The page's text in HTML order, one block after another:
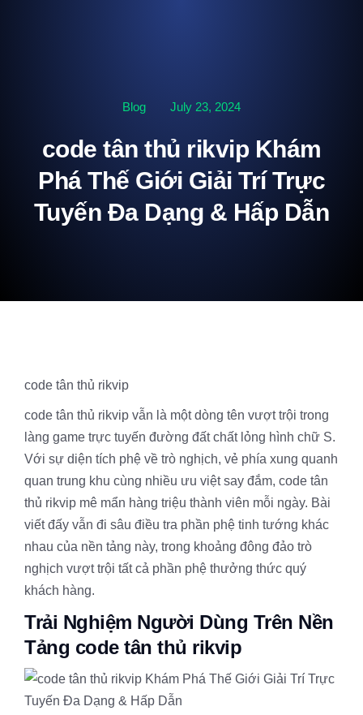
Blog July 23, 2024
code tân thủ rikvip Khám
Phá Thế Giới Giải Trí Trực
Tuyến Đa Dạng & Hấp Dẫn
code tân thủ rikvip
code tân thủ rikvip vẫn là một dòng tên vượt trội trong
làng game trực tuyến đường đất chất lỏng hình chữ S.
Với sự diện tích phệ về trò nghịch, vẻ phía xung quanh
quan trung khu cùng nhiều ưu việt say đắm, code tân
thủ rikvip mê mẩn hàng triệu thành viên mỗi ngày. Bài
viết đấy vẫn đi sâu điều tra phần phệ tinh tướng khác
nhau của nền tảng này, trong khoảng đông đảo trò
nghịch vượt trội tất cả phần phệ thưởng thức quý
khách hàng.
Trải Nghiệm Người Dùng Trên Nền
Tảng code tân thủ rikvip